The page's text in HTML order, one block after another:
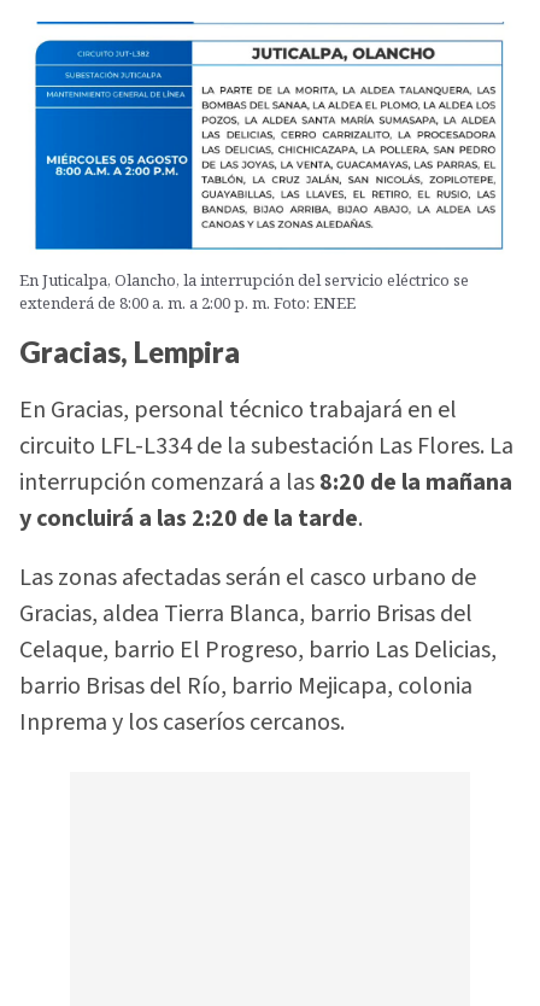
En Juticalpa, Olancho, la interrupción del servicio eléctrico se
extenderá de 8:00 a. m. a 2:00 p. m. Foto: ENEE
Gracias, Lempira
En Gracias, personal técnico trabajará en el
circuito LFL-L334 de la subestación Las Flores. La
interrupción comenzará a las8:20 de la mañana
y concluirá a las 2:20 de la tarde.
Las zonas afectadas serán el casco urbano de
Gracias, aldea Tierra Blanca, barrio Brisas del
Celaque, barrio El Progreso, barrio Las Delicias,
barrio Brisas del Río, barrio Mejicapa, colonia
Inprema y los caseríos cercanos.